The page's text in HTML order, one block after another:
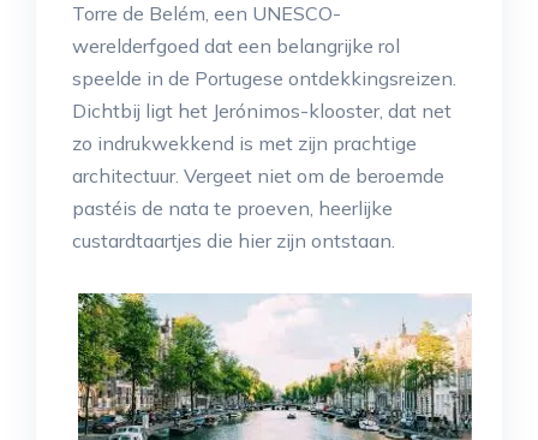
Torre de Belém, een UNESCO-
werelderfgoed dat een belangrijke rol
speelde in de Portugese ontdekkingsreizen.
Dichtbij ligt het Jerónimos-klooster, dat net
zo indrukwekkend is met zijn prachtige
architectuur. Vergeet niet om de beroemde
pastéis de nata te proeven, heerlijke
custardtaartjes die hier zijn ontstaan.